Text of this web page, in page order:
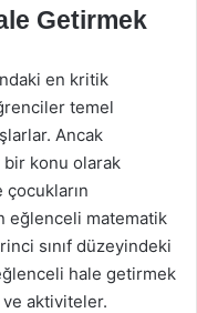
Getirmek
en kritik
temel
Ancak
bir konu olarak
çocukların
eğlenceli matematik
sınıf düzeyindeki
hale getirmek
aktiviteler.